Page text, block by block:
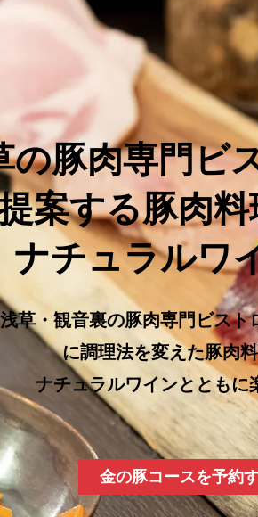
の豚肉専門ビ
案する豚肉
ナチュラルワ
浅草・観音裏の豚肉専門ビスト
に調理法を変えた豚肉
ナチュラルワインとともに
金の豚コースを予約